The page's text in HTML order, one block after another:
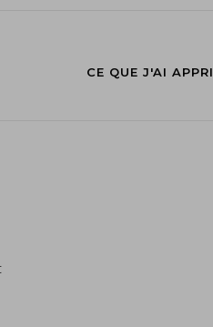
CE QUE J'AI